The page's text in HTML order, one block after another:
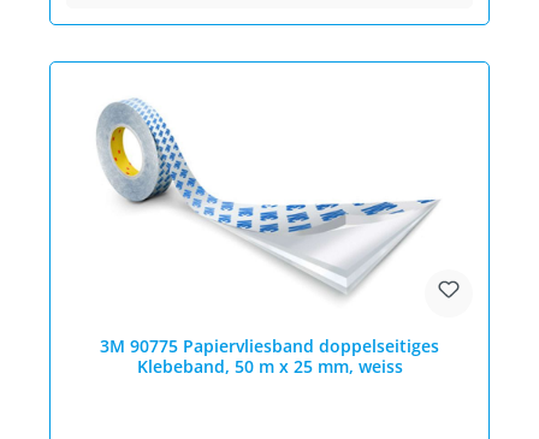
3M 90775 Papiervliesband doppelseitiges
Klebeband, 50 m x 25 mm, weiss